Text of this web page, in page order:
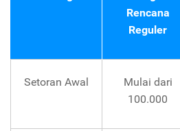
Rencana
Reguler
Setoran Awal
Mulai dari
100.000